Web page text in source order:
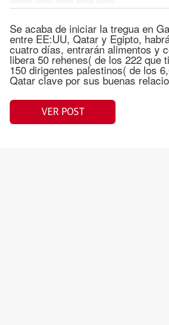
Se acaba de iniciar la tregua en
entre EE:UU, Qatar y Egipto,
cuatro días, entrarán alimentos y
libera 50 rehenes( de los 222 que
150 dirigentes palestinos( de los
Qatar clave por sus buenas
VER POST